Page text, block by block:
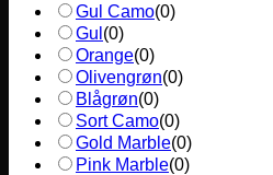
Gul Camo(0)
Gul (0)
Orange(0)
Olivengrøn(0)
Blågrøn(0)
Sort Camo(0)
Gold Marble(0)
Pink Marble(0)